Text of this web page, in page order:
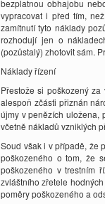
bezplatnou obhajobu
vypracovat i před tím,
zamítnutí tyto náklady
rozhodují jen o
(pozůstalý) zhotovit sám.
Náklady řízení
Přestože si poškozený
alespoň zčásti přiznán
újmy v penězích uložena,
včetně nákladů vzniklých
Soud však i v případě, že
poškozeného o tom, že
poškozeného v trestním
zvláštního zřetele
poměry poškozeného a